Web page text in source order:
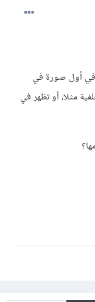
في أول صورة في
مثلا، أو تظهر في